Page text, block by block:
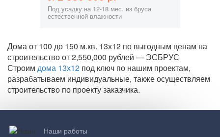
Под усадку на 12-18 мес. из бруса
естественной влажности
Дома от 100 до 150 м.кв. 13х12 по выгодным ценам на
строительство от 2,550,000 рублей — ЭСБРУС
Строим дома 13х12 под ключ по нашим проектам,
разрабатываем индивидуальные, также осуществляем
строительство по проекту заказчика.
Наши работы